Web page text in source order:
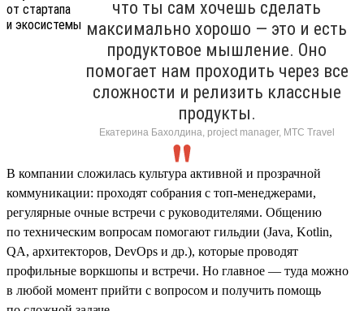
что ты сам хочешь сделать
максимально хорошо — это и есть
продуктовое мышление. Оно
помогает нам проходить через все
сложности и релизить классные
продукты.
Екатерина Бахолдина, project manager, МТС Travel
В компании сложилась культура активной и прозрачной
коммуникации: проходят собрания с топ-менеджерами,
регулярные очные встречи с руководителями. Общению
по техническим вопросам помогают гильдии (Java, Kotlin,
QA, архитекторов, DevOps и др.), которые проводят
профильные воркшопы и встречи. Но главное — туда можно
в любой момент прийти с вопросом и получить помощь